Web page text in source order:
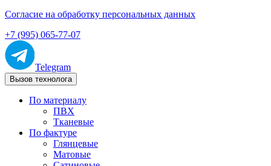
Согласие на обработку персональных данных
+7 (995) 065-77-07
Telegram
Вызов технолога
По материалу
ПВХ
Тканевые
По фактуре
Глянцевые
Матовые